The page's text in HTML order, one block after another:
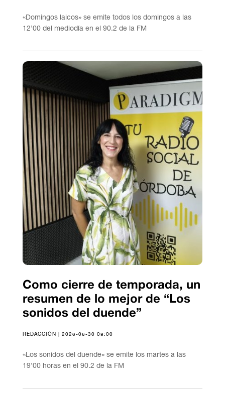
«Domingos laicos» se emite todos los domingos a las
12’00 del mediodía en el 90.2 de la FM
Como cierre de temporada, un
resumen de lo mejor de “Los
sonidos del duende”
REDACCIÓN | 2026-06-30 08:00
«Los sonidos del duende» se emite los martes a las
19’00 horas en el 90.2 de la FM